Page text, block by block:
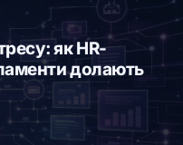
як HR-
долають